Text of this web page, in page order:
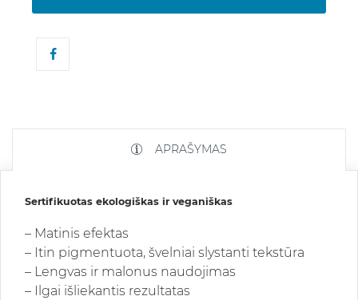
APRAŠYMAS
Sertifikuotas ekologiškas ir veganiškas
– Matinis efektas
– Itin pigmentuota, švelniai slystanti tekstūra
– Lengvas ir malonus naudojimas
– Ilgai išliekantis rezultatas